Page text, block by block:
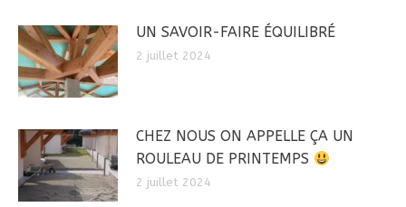
UN SAVOIR-FAIRE ÉQUILIBRÉ
2 juillet 2024
CHEZ NOUS ON APPELLE ÇA UN
ROULEAU DE PRINTEMPS
2 juillet 2024